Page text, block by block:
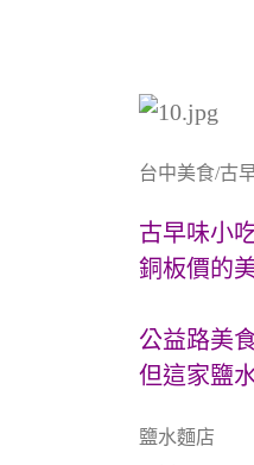
台中美食/古
古早味小
銅板價的
公益路美
但這家鹽
鹽水麵店